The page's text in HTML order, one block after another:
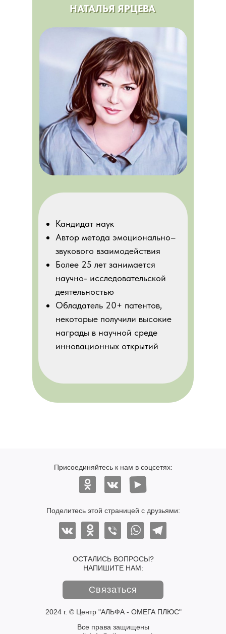
Кандидат наук
Автор метода эмоционально–
звукового взаимодействия
Более 25 лет занимается
научно- исследовательской
деятельностью
Обладатель 20+ патентов,
некоторые получили высокие
награды в научной среде
инновационных открытий
НАТАЛЬЯ ЯРЦЕВА
НАТАЛЬЯ ЯРЦЕВА
2024 г. © Центр "АЛЬФА - ОМЕГА ПЛЮС"
Поделитесь этой страницей с друзьями:
ОСТАЛИСЬ ВОПРОСЫ?
НАПИШИТЕ НАМ:
Связаться
Присоединяйтесь к нам в соцсетях:
Все права защищены